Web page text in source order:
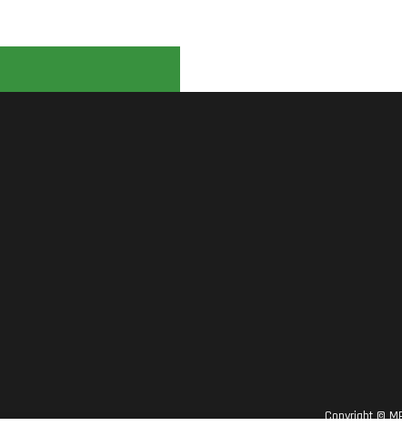
Copyright ©